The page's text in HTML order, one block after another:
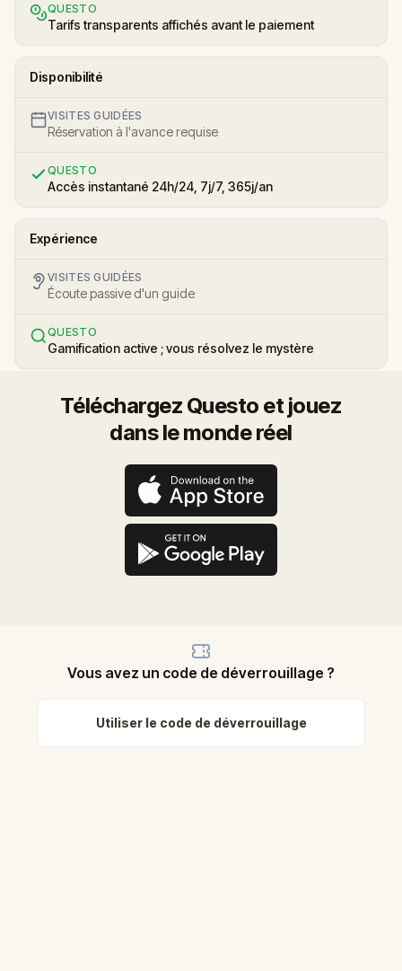
QUESTO
Tarifs transparents affichés avant le paiement
Disponibilité
VISITES GUIDÉES
Réservation à l'avance requise
QUESTO
Accès instantané 24h/24, 7j/7, 365j/an
Expérience
VISITES GUIDÉES
Écoute passive d'un guide
QUESTO
Gamification active ; vous résolvez le mystère
Téléchargez Questo et jouez
dans le monde réel
Vous avez un code de déverrouillage ?
Utiliser le code de déverrouillage